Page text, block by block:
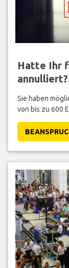
Hatte Ihr
annulliert?
Sie haben
von bis zu 600